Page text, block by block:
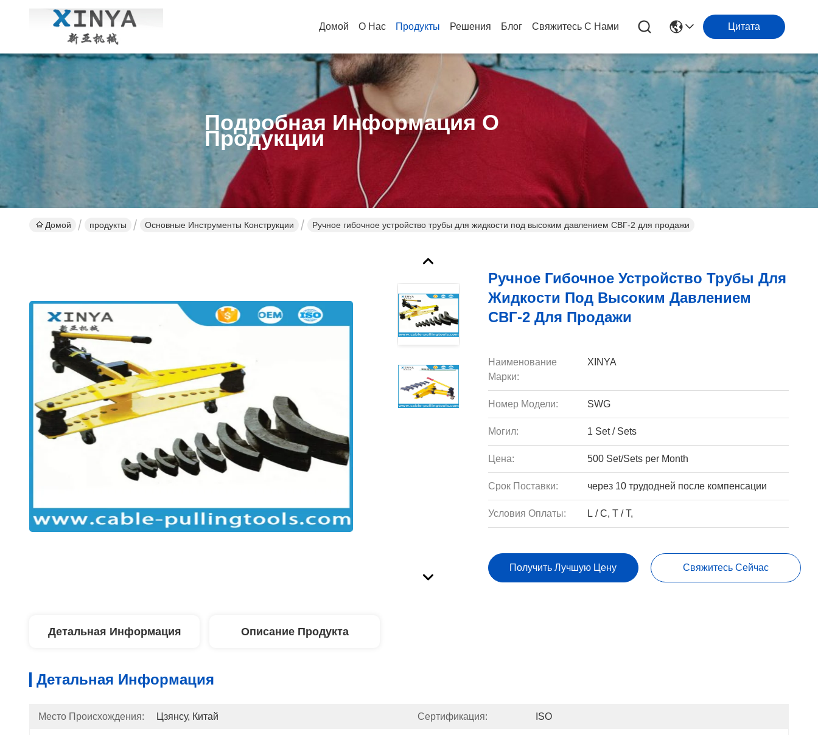
Домой О Нас Продукты Решения Блог Свяжитесь С Нами Цитата
Подробная Информация О
Продукции
Домой продукты Основные Инструменты Конструкции Ручное гибочное устройство трубы для жидкости под высоким давлением СВГ-2 для продажи
Ручное Гибочное Устройство Трубы Для
Жидкости Под Высоким Давлением
СВГ-2 Для Продажи
Наименование
Марки:
XINYA
Номер Модели: SWG
Могил: 1 Set / Sets
Цена: 500 Set/Sets per Month
Срок Поставки: через 10 трудодней после компенсации
Условия Оплаты: L / C, T / T,
Получить Лучшую Цену Свяжитесь Сейчас
Детальная Информация Описание Продукта
Детальная Информация
Место Происхождения: Цзянсу, Китай Сертификация: ISO